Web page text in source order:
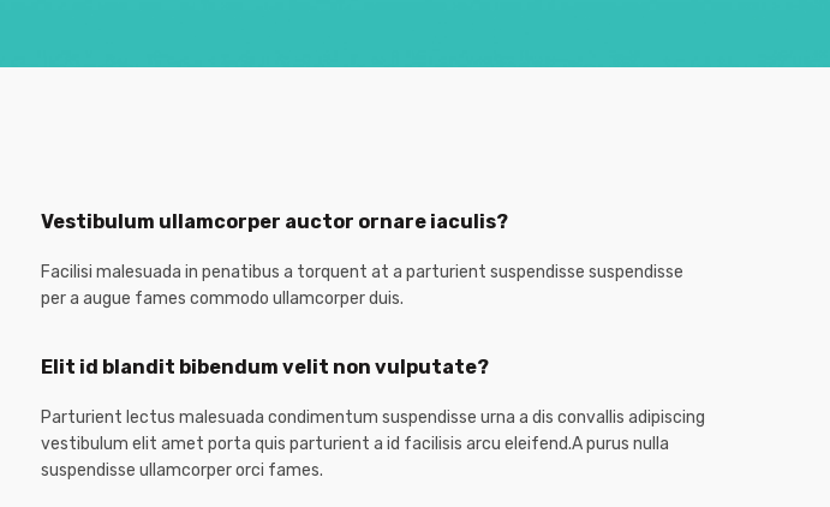
Vestibulum ullamcorper auctor ornare iaculis?
Facilisi malesuada in penatibus a torquent at a parturient suspendisse suspendisse
per a augue fames commodo ullamcorper duis.
Elit id blandit bibendum velit non vulputate?
Parturient lectus malesuada condimentum suspendisse urna a dis convallis adipiscing
vestibulum elit amet porta quis parturient a id facilisis arcu eleifend.A purus nulla
suspendisse ullamcorper orci fames.